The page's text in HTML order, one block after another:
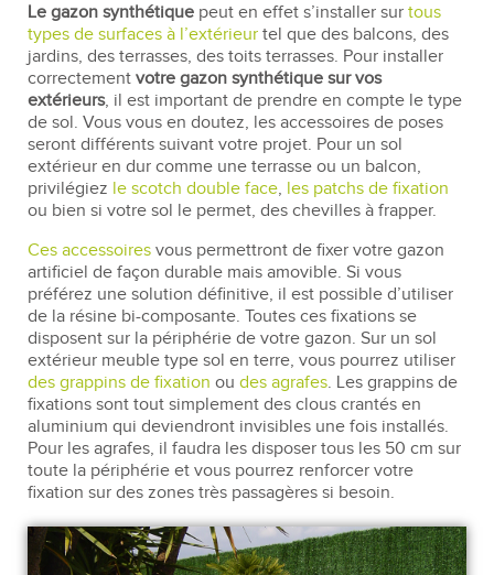
Le gazon synthétique peut en effet s’installer sur tous
types de surfaces à l’extérieur tel que des balcons, des
jardins, des terrasses, des toits terrasses. Pour installer
correctement votre gazon synthétique sur vos
extérieurs, il est important de prendre en compte le type
de sol. Vous vous en doutez, les accessoires de poses
seront différents suivant votre projet. Pour un sol
extérieur en dur comme une terrasse ou un balcon,
privilégiez le scotch double face, les patchs de fixation
ou bien si votre sol le permet, des chevilles à frapper.
Ces accessoires vous permettront de fixer votre gazon
artificiel de façon durable mais amovible. Si vous
préférez une solution définitive, il est possible d’utiliser
de la résine bi-composante. Toutes ces fixations se
disposent sur la périphérie de votre gazon. Sur un sol
extérieur meuble type sol en terre, vous pourrez utiliser
des grappins de fixation ou des agrafes. Les grappins de
fixations sont tout simplement des clous crantés en
aluminium qui deviendront invisibles une fois installés.
Pour les agrafes, il faudra les disposer tous les 50 cm sur
toute la périphérie et vous pourrez renforcer votre
fixation sur des zones très passagères si besoin.